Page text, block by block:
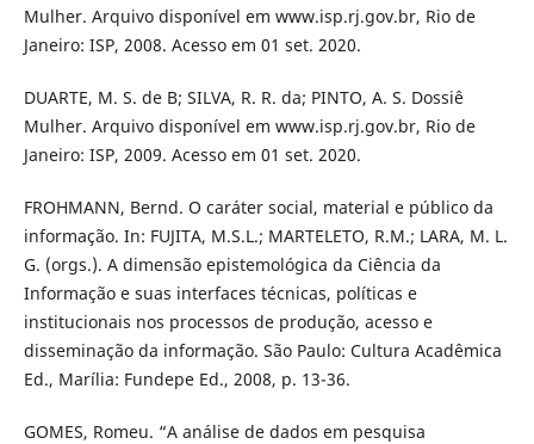
Mulher. Arquivo disponível em www.isp.rj.gov.br, Rio de
Janeiro: ISP, 2008. Acesso em 01 set. 2020.
DUARTE, M. S. de B; SILVA, R. R. da; PINTO, A. S. Dossiê
Mulher. Arquivo disponível em www.isp.rj.gov.br, Rio de
Janeiro: ISP, 2009. Acesso em 01 set. 2020.
FROHMANN, Bernd. O caráter social, material e público da
informação. In: FUJITA, M.S.L.; MARTELETO, R.M.; LARA, M. L.
G. (orgs.). A dimensão epistemológica da Ciência da
Informação e suas interfaces técnicas, políticas e
institucionais nos processos de produção, acesso e
disseminação da informação. São Paulo: Cultura Acadêmica
Ed., Marília: Fundepe Ed., 2008, p. 13-36.
GOMES, Romeu. “A análise de dados em pesquisa